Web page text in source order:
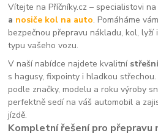
Vítejte na Příčníky.cz – specialistovi na
a nosiče kol na auto. Pomáháme
bezpečnou přepravu nákladu, kol,
typu vašeho vozu.
V naší nabídce najdete kvalitní
s hagusy, fixpointy i hladkou
podle značky, modelu a roku výroby
perfektně sedí na váš automobil a
jízdě.
Kompletní řešení pro přepravu